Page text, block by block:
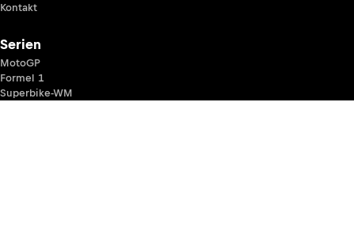
Kontakt
Serien
MotoGP
Formel 1
Superbike-WM